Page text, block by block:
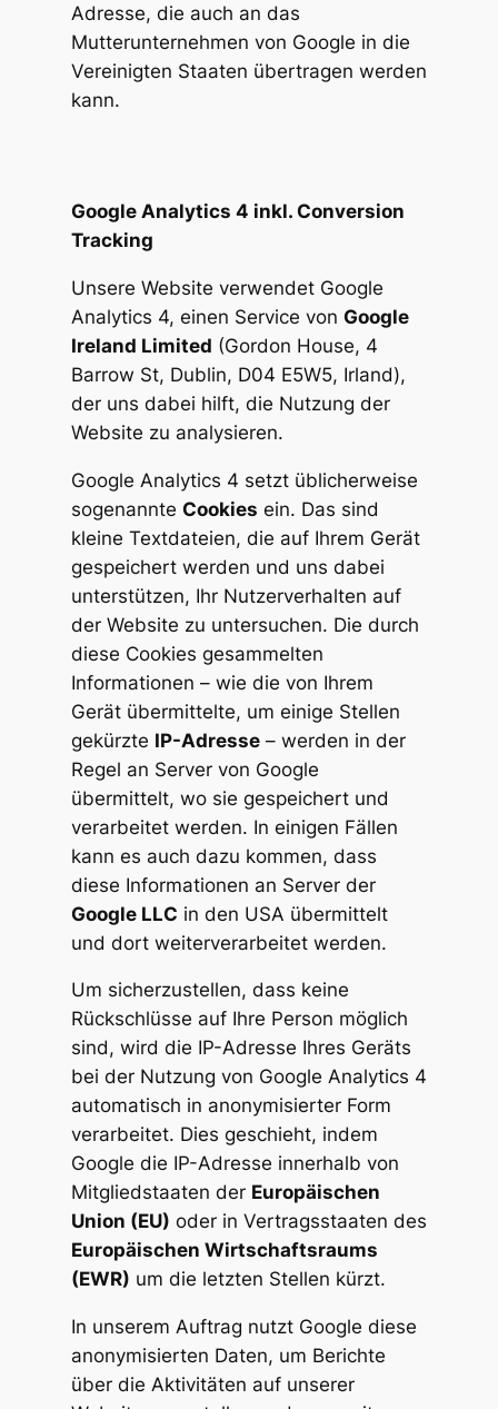
Adresse, die auch an das
Mutterunternehmen von Google in die
Vereinigten Staaten übertragen werden
kann.
Google Analytics 4 inkl. Conversion
Tracking
Unsere Website verwendet Google
Analytics 4, einen Service von Google
Ireland Limited (Gordon House, 4
Barrow St, Dublin, D04 E5W5, Irland),
der uns dabei hilft, die Nutzung der
Website zu analysieren.
Google Analytics 4 setzt üblicherweise
sogenannte Cookies ein. Das sind
kleine Textdateien, die auf Ihrem Gerät
gespeichert werden und uns dabei
unterstützen, Ihr Nutzerverhalten auf
der Website zu untersuchen. Die durch
diese Cookies gesammelten
Informationen – wie die von Ihrem
Gerät übermittelte, um einige Stellen
gekürzte IP-Adresse– werden in der
Regel an Server von Google
übermittelt, wo sie gespeichert und
verarbeitet werden. In einigen Fällen
kann es auch dazu kommen, dass
diese Informationen an Server der
Google LLC in den USA übermittelt
und dort weiterverarbeitet werden.
Um sicherzustellen, dass keine
Rückschlüsse auf Ihre Person möglich
sind, wird die IP-Adresse Ihres Geräts
bei der Nutzung von Google Analytics 4
automatisch in anonymisierter Form
verarbeitet. Dies geschieht, indem
Google die IP-Adresse innerhalb von
Mitgliedstaaten der Europäischen
Union (EU) oder in Vertragsstaaten des
Europäischen Wirtschaftsraums
(EWR) um die letzten Stellen kürzt.
In unserem Auftrag nutzt Google diese
anonymisierten Daten, um Berichte
über die Aktivitäten auf unserer